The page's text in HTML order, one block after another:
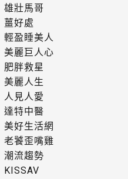
雄壯馬哥
薑好處
輕盈睡美人
美麗巨人心
肥胖救星
美麗人生
人見人愛
達特中醫
美好生活網
老饕歪嘴雞
潮流趨勢
KISSAV